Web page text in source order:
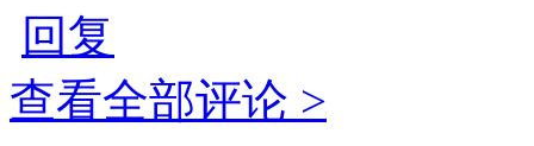
回复
查看全部评论 >